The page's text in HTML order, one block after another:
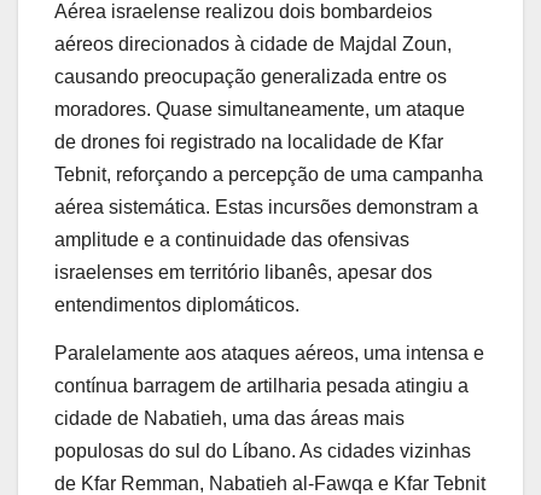
Aérea israelense realizou dois bombardeios
aéreos direcionados à cidade de Majdal Zoun,
causando preocupação generalizada entre os
moradores. Quase simultaneamente, um ataque
de drones foi registrado na localidade de Kfar
Tebnit, reforçando a percepção de uma campanha
aérea sistemática. Estas incursões demonstram a
amplitude e a continuidade das ofensivas
israelenses em território libanês, apesar dos
entendimentos diplomáticos.
Paralelamente aos ataques aéreos, uma intensa e
contínua barragem de artilharia pesada atingiu a
cidade de Nabatieh, uma das áreas mais
populosas do sul do Líbano. As cidades vizinhas
de Kfar Remman, Nabatieh al-Fawqa e Kfar Tebnit